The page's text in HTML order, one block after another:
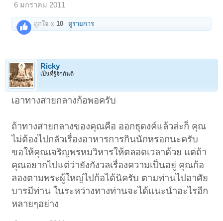
6 มกราคม 2011
ถูกใจ x 10 ดูรายการ
Ricky
เป็นที่รู้จักกันดี
เอาทางสายกลางก้อพอครับ
ถ้าทางสายกลางของคุณคือ ออกธุดงค์แล้วล่ะก็ คุณ
ไม่ต้องไปกลัวเรื่องอาหารการกินนักหรอกนะครับ
ขอให้คุณเจริญพรหมวิหารให้ตลอดเวลาด้วย แต่ถ้า
คุณอยากไปแต่ว่ายังกังวลเรื่องความเป็นอยู่ คุณก้อ
ลองตามพระผู้ใหญ่ไปก้อได้นิครับ ตามท่านไปอาศัย
บารมีท่าน ในระหว่างทางท่านจะได้แนะนำอะไรอีก
หลายๆอย่าง